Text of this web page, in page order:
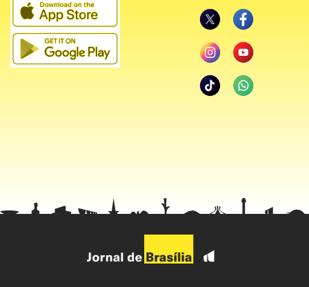
Empresas privadas podem ajudar na campanha ao adquirir
a marca ‘Sou Fã de Criança’ para a venda de produtos.
conscientizar e mobilizar a sociedade, reforçando a